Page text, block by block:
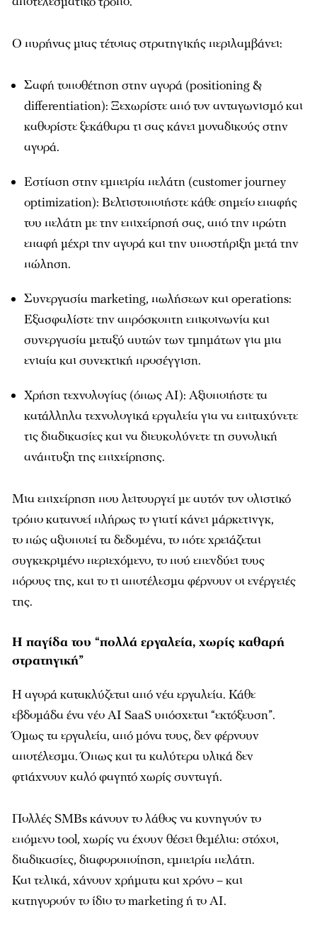
Ο πυρήνας μιας τέτοιας στρατηγικής περιλαμβάνει:
Σαφή τοποθέτηση στην αγορά (positioning &
differentiation): Ξεχωρίστε από τον ανταγωνισμό και
καθορίστε ξεκάθαρα τι σας κάνει μοναδικούς στην
αγορά.
Εστίαση στην εμπειρία πελάτη (customer journey
optimization): Βελτιστοποιήστε κάθε σημείο επαφής
του πελάτη με την επιχείρησή σας, από την πρώτη
επαφή μέχρι την αγορά και την υποστήριξη μετά την
πώληση.
Συνεργασία marketing, πωλήσεων και operations:
Εξασφαλίστε την απρόσκοπτη επικοινωνία και
συνεργασία μεταξύ αυτών των τμημάτων για μια
ενιαία και συνεκτική προσέγγιση.
Χρήση τεχνολογίας (όπως AI): Αξιοποιήστε τα
κατάλληλα τεχνολογικά εργαλεία για να επιταχύνετε
τις διαδικασίες και να διευκολύνετε τη συνολική
ανάπτυξη της επιχείρησης.
Μια επιχείρηση που λειτουργεί με αυτόν τον ολιστικό
τρόπο κατανοεί πλήρως το γιατί κάνει μάρκετινγκ,
το πώς αξιοποιεί τα δεδομένα, το πότε χρειάζεται
συγκεκριμένο περιεχόμενο, το πού επενδύει τους
πόρους της, και το τι αποτέλεσμα φέρνουν οι ενέργειές
της.
Η παγίδα του “πολλά εργαλεία, χωρίς καθαρή
στρατηγική”
Η αγορά κατακλύζεται από νέα εργαλεία. Κάθε
εβδομάδα ένα νέο AI SaaS υπόσχεται “εκτόξευση”.
Όμως τα εργαλεία, από μόνα τους, δεν φέρνουν
αποτέλεσμα. Όπως και τα καλύτερα υλικά δεν
φτιάχνουν καλό φαγητό χωρίς συνταγή.
Πολλές SMBs κάνουν το λάθος να κυνηγούν το
επόμενο tool, χωρίς να έχουν θέσει θεμέλια: στόχοι,
διαδικασίες, διαφοροποίηση, εμπειρία πελάτη.
Και τελικά, χάνουν χρήματα και χρόνο – και
κατηγορούν το ίδιο το marketing ή το AI.